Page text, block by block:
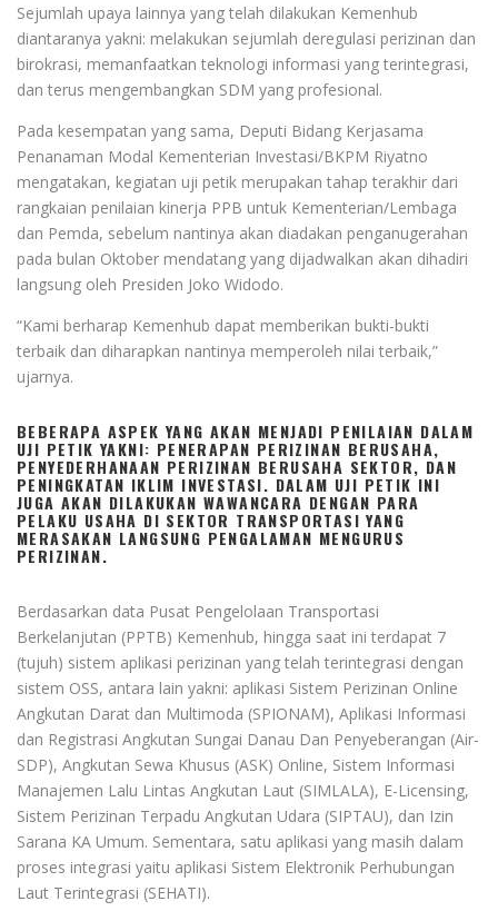
Sejumlah upaya lainnya yang telah dilakukan Kemenhub
diantaranya yakni: melakukan sejumlah deregulasi perizinan dan
birokrasi, memanfaatkan teknologi informasi yang terintegrasi,
dan terus mengembangkan SDM yang profesional.
Pada kesempatan yang sama, Deputi Bidang Kerjasama
Penanaman Modal Kementerian Investasi/BKPM Riyatno
mengatakan, kegiatan uji petik merupakan tahap terakhir dari
rangkaian penilaian kinerja PPB untuk Kementerian/Lembaga
dan Pemda, sebelum nantinya akan diadakan penganugerahan
pada bulan Oktober mendatang yang dijadwalkan akan dihadiri
langsung oleh Presiden Joko Widodo.
“Kami berharap Kemenhub dapat memberikan bukti-bukti
terbaik dan diharapkan nantinya memperoleh nilai terbaik,”
ujarnya.
BEBERAPA ASPEK YANG AKAN MENJADI PENILAIAN DALAM
UJI PETIK YAKNI: PENERAPAN PERIZINAN BERUSAHA,
PENYEDERHANAAN PERIZINAN BERUSAHA SEKTOR, DAN
PENINGKATAN IKLIM INVESTASI. DALAM UJI PETIK INI
JUGA AKAN DILAKUKAN WAWANCARA DENGAN PARA
PELAKU USAHA DI SEKTOR TRANSPORTASI YANG
MERASAKAN LANGSUNG PENGALAMAN MENGURUS
PERIZINAN.
Berdasarkan data Pusat Pengelolaan Transportasi
Berkelanjutan (PPTB) Kemenhub, hingga saat ini terdapat 7
(tujuh) sistem aplikasi perizinan yang telah terintegrasi dengan
sistem OSS, antara lain yakni: aplikasi Sistem Perizinan Online
Angkutan Darat dan Multimoda (SPIONAM), Aplikasi Informasi
dan Registrasi Angkutan Sungai Danau Dan Penyeberangan (Air-
SDP), Angkutan Sewa Khusus (ASK) Online, Sistem Informasi
Manajemen Lalu Lintas Angkutan Laut (SIMLALA), E-Licensing,
Sistem Perizinan Terpadu Angkutan Udara (SIPTAU), dan Izin
Sarana KA Umum. Sementara, satu aplikasi yang masih dalam
proses integrasi yaitu aplikasi Sistem Elektronik Perhubungan
Laut Terintegrasi (SEHATI).